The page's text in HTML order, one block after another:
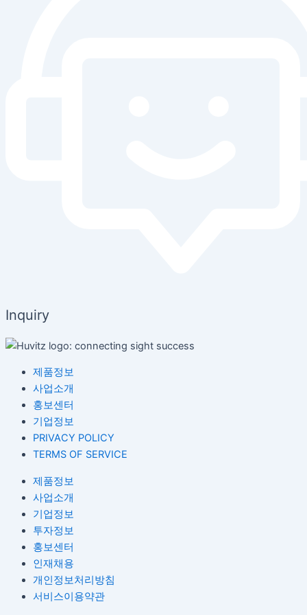
Inquiry
제품정보
사업소개
홍보센터
기업정보
PRIVACY POLICY
TERMS OF SERVICE
제품정보
사업소개
기업정보
투자정보
홍보센터
인재채용
개인정보처리방침
서비스이용약관